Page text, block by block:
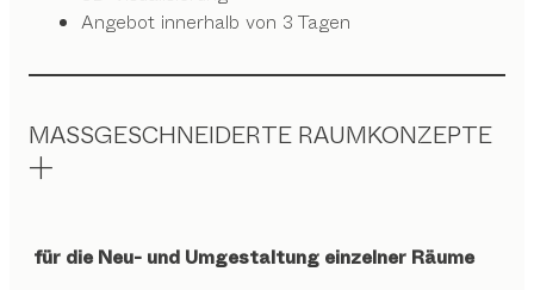
Angebot innerhalb von 3 Tagen
MASSGESCHNEIDERTE RAUMKONZEPTE
für die Neu- und Umgestaltung einzelner Räume